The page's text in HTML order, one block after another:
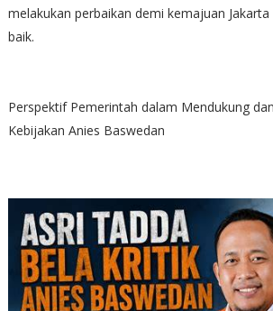
melakukan perbaikan demi kemajuan
baik.
Perspektif Pemerintah dalam Mendukung
Kebijakan Anies Baswedan